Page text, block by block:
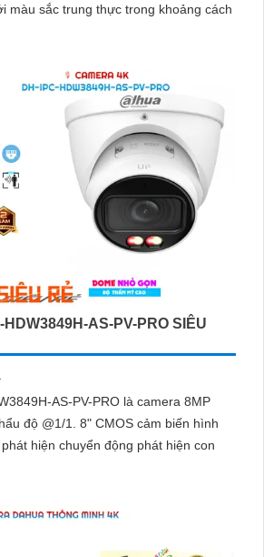
màu sắc trung thực trong khoảng cách
AS-PV-PRO SIÊU
AS-PV-PRO là camera 8MP
độ @1/1. 8" CMOS cảm biến hình
hiện chuyển động phát hiện con